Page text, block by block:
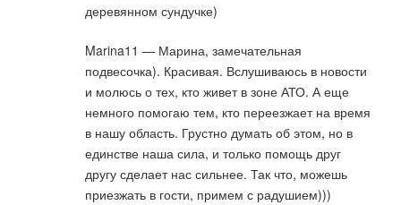
деревянном сундучке)
Marina11 — Марина, замечательная
подвесочка). Красивая. Вслушиваюсь в новости
и молюсь о тех, кто живет в зоне АТО. А еще
немного помогаю тем, кто переезжает на время
в нашу область. Грустно думать об этом, но в
единстве наша сила, и только помощь друг
другу сделает нас сильнее. Так что, можешь
приезжать в гости, примем с радушием)))